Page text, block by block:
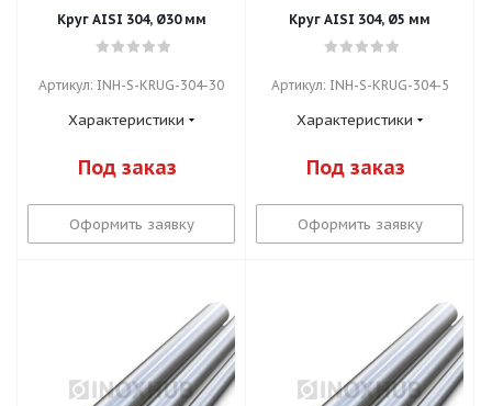
Круг AISI 304, Ø30 мм
Артикул: INH-S-KRUG-304-30
Характеристики
Под заказ
Оформить заявку
Круг AISI 304, Ø5 мм
Артикул: INH-S-KRUG-304-5
Характеристики
Под заказ
Оформить заявку